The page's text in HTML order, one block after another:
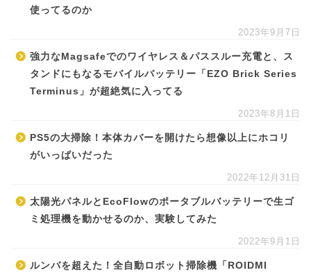
使ってるのか
2023年9月7日
強力なMagsafeでのワイヤレス＆パススルー充電と、ス
タンドにもなるモバイルバッテリー「EZO Brick Series
Terminus」が超絶気に入ってる
2023年8月1日
PS5の大掃除！本体カバーを開けたら想像以上にホコリ
がいっぱいだった
2022年12月31日
太陽光パネルとEcoFlowのポータブルバッテリーで生ゴ
ミ処理機を動かせるのか、実験してみた
2022年9月1日
ルンバを超えた！全自動ロボット掃除機「ROIDMI